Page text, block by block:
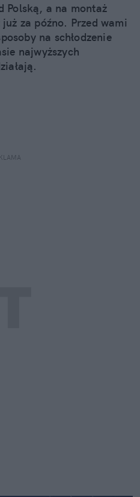
Polską, a na montaż
za późno. Przed wami
na schłodzenie
najwyższych